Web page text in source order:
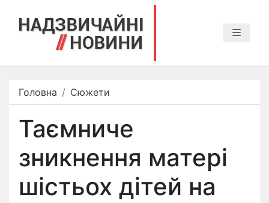
Головна Сюжети
Таємниче
зникнення матері
шістьох дітей на